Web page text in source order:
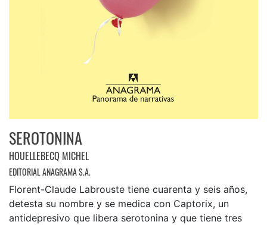
SEROTONINA
HOUELLEBECQ MICHEL
EDITORIAL ANAGRAMA S.A.
Florent-Claude Labrouste tiene cuarenta y seis años,
detesta su nombre y se medica con Captorix, un
antidepresivo que libera serotonina y que tiene tres